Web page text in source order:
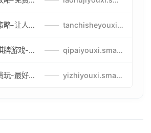
贪吃蛇游戏策略-让人头大的贪吃蛇游戏-贪吃蛇游戏攻略指南 —— tanchisheyouxicelv.smartwatchmanufacturer.cn
比较好玩的棋牌游戏-高难度棋牌游戏-棋牌游戏到底怎么玩 —— qipaiyouxi.smartwatchmanufacturer.cn
益智游戏免费玩-最好的益智游戏-有趣的益智游戏策略 —— yizhiyouxi.smartwatchmanufacturer.cn